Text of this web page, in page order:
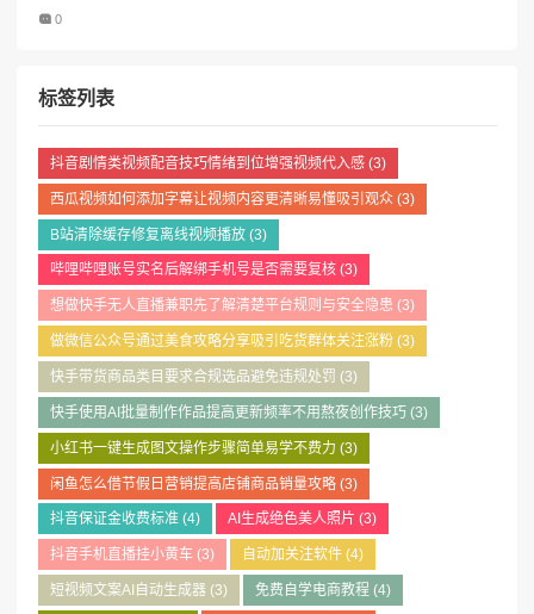
0
标签列表
抖音剧情类视频配音技巧情绪到位增强视频代入感(3)
西瓜视频如何添加字幕让视频内容更清晰易懂吸引观众(3)
B站清除缓存修复离线视频播放(3)
哔哩哔哩账号实名后解绑手机号是否需要复核(3)
想做快手无人直播兼职先了解清楚平台规则与安全隐患 (3)
做微信公众号通过美食攻略分享吸引吃货群体关注涨粉(3)
快手带货商品类目要求合规选品避免违规处罚 (3)
快手使用AI批量制作作品提高更新频率不用熬夜创作技巧(3)
小红书一键生成图文操作步骤简单易学不费力 (3)
闲鱼怎么借节假日营销提高店铺商品销量攻略(3)
抖音保证金收费标准(4) AI生成绝色美人照片 (3)
抖音手机直播挂小黄车(3) 自动加关注软件 (4)
短视频文案AI自动生成器(3) 免费自学电商教程 (4)